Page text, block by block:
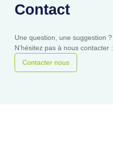
Contact
Une question, une suggestion ?
N’hésitez pas à nous contacter :
Contacter nous